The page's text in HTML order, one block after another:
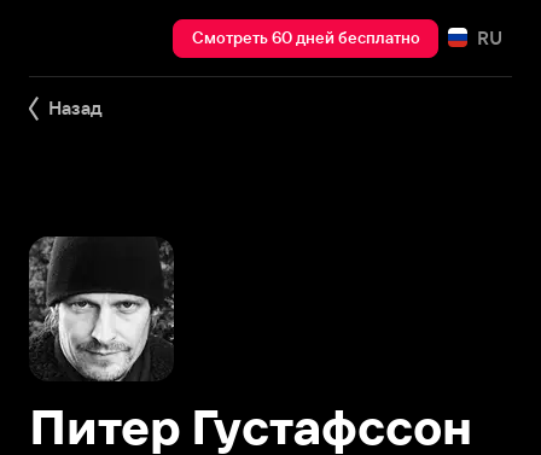
Смотреть 60 дней бесплатно RU
Назад
Питер Густафссон